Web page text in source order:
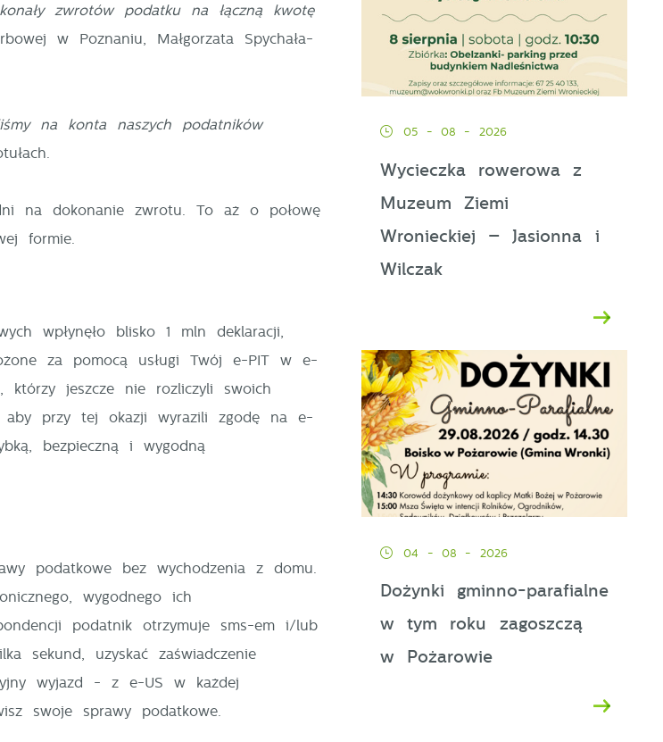
zwrotów podatku na łączną kwotę
w Poznaniu, Małgorzata Spychała-
na konta naszych podatników
na dokonanie zwrotu. To aż o połowę
formie.
wpłynęło blisko 1 mln deklaracji,
za pomocą usługi Twój e-PIT w e-
którzy jeszcze nie rozliczyli swoich
aby przy tej okazji wyrazili zgodę na e-
bezpieczną i wygodną
podatkowe bez wychodzenia z domu.
wygodnego ich
podatnik otrzymuje sms-em i/lub
sekund, uzyskać zaświadczenie
wyjazd - z e-US w każdej
swoje sprawy podatkowe.
05 - 08 - 2026
Wycieczka rowerowa z
Muzeum Ziemi
Wronieckiej – Jasionna i
Wilczak
04 - 08 - 2026
Dożynki gminno-parafialne
w tym roku zagoszczą
w Pożarowie
do prawidłowego funkcjonowania strony
komfortowe korzystanie z oferowanych przez
ustawień oraz personalizację określonych
treści.
zapewnić Ci większy komfort
Wyrażenie zgody na funkcjonalne i
gwarantuje dostępność większej ilości funkcji
na wszystkie